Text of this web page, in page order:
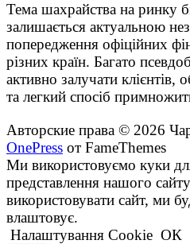
Тема шахрайства на ринку
залишається актуальною
попередження офіційних
різних країн. Багато
активно залучати
та легкий спосіб
Авторские права © 2026
OnePress от FameThemes
Ми використовуємо куки
представлення нашого
використовувати сайт, ми
влаштовує.
Налаштування Cookie ОК